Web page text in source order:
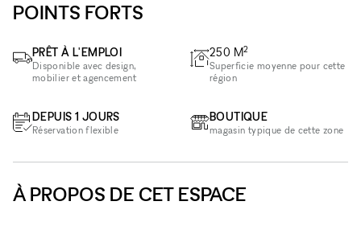
POINTS FORTS
PRÊT À L'EMPLOI
Disponible avec design,
mobilier et agencement
DEPUIS 1 JOURS
Réservation flexible
250 M2
Superficie moyenne pour cette
région
BOUTIQUE
magasin typique de cette zone
À PROPOS DE CET ESPACE